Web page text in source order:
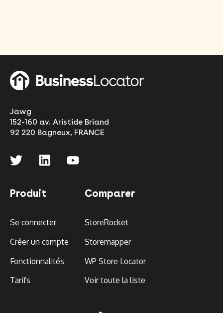
Jawg
152-160 av. Aristide Briand
92 220 Bagneux, FRANCE
Produit
Se connecter
Créer un compte
Fonctionnalités
Tarifs
Comparer
StoreRocket
Storemapper
WP Store Locator
Voir toute la liste